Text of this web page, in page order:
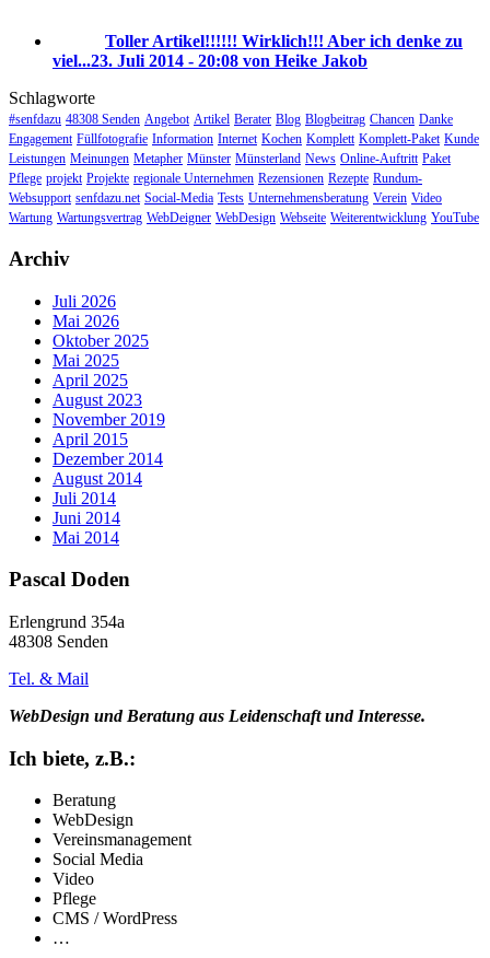
Toller Artikel!!!!!! Wirklich!!! Aber ich denke zu
viel...23. Juli 2014 - 20:08 von Heike Jakob
Schlagworte
#senfdazu 48308 Senden Angebot Artikel Berater Blog Blogbeitrag Chancen Danke
Engagement Füllfotografie Information Internet Kochen Komplett Komplett-Paket Kunde
Leistungen Meinungen Metapher Münster Münsterland News Online-Auftritt Paket
Pflege projekt Projekte regionale Unternehmen Rezensionen Rezepte Rundum-
Websupport senfdazu.net Social-Media Tests Unternehmensberatung Verein Video
Wartung Wartungsvertrag WebDeigner WebDesign Webseite Weiterentwicklung YouTube
Archiv
Juli 2026
Mai 2026
Oktober 2025
Mai 2025
April 2025
August 2023
November 2019
April 2015
Dezember 2014
August 2014
Juli 2014
Juni 2014
Mai 2014
Pascal Doden
Erlengrund 354a
48308 Senden
Tel. & Mail
WebDesign und Beratung aus Leidenschaft und Interesse.
Ich biete, z.B.:
Beratung
WebDesign
Vereinsmanagement
Social Media
Video
Pflege
CMS / WordPress
…